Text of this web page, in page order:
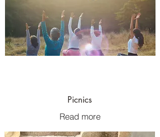
Picnics
Read more